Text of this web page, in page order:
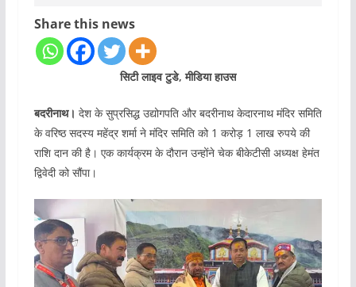
Share this news
सिटी लाइव टुडे, मीडिया हाउस
बदरीनाथ। देश के सुप्रसिद्ध उद्योगपति और बदरीनाथ केदारनाथ मंदिर समिति
के वरिष्ठ सदस्य महेंद्र शर्मा ने मंदिर समिति को 1 करोड़ 1 लाख रुपये की
राशि दान की है। एक कार्यक्रम के दौरान उन्होंने चेक बीकेटीसी अध्यक्ष हेमंत
द्विवेदी को सौंपा।